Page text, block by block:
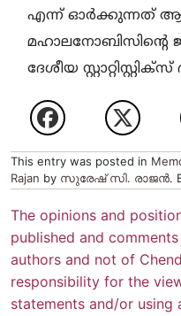
എന്ന് ഓര്‍ക്കുന്നത്
മഹാലനോബിസിന്റെ
ദേശീയ
This entry was posted in
Rajan by സുരേഷ് സി. രാജന്‍.
The opinions and
published and
authors and not of
responsibility for the
statements and/or using